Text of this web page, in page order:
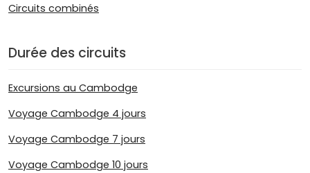
Circuits combinés
Durée des circuits
Excursions au Cambodge
Voyage Cambodge 4 jours
Voyage Cambodge 7 jours
Voyage Cambodge 10 jours